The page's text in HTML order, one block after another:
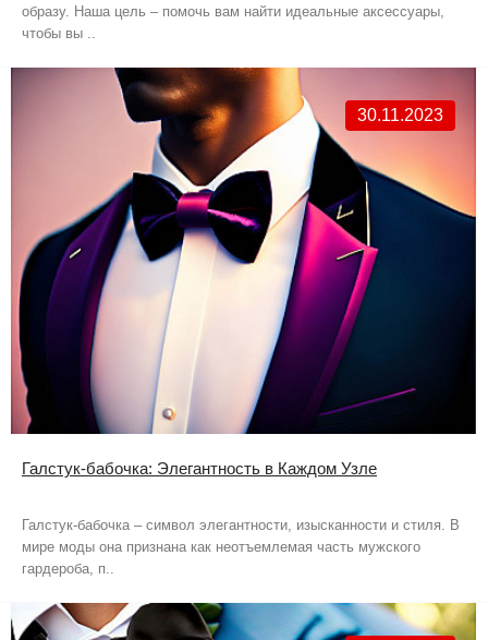
образу. Наша цель – помочь вам найти идеальные аксессуары,
чтобы вы ..
30.11.2023
Галстук-бабочка: Элегантность в Каждом Узле
Галстук-бабочка – символ элегантности, изысканности и стиля. В
мире моды она признана как неотъемлемая часть мужского
гардероба, п..